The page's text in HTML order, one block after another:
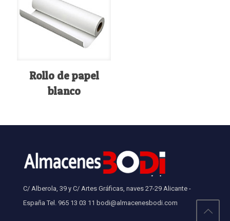
Rollo de papel
blanco
C/ Alberola, 39 y C/ Artes Gráficas, naves 27-29 Alicante -
España Tel. 965 13 03 11 bodi@almacenesbodi.com